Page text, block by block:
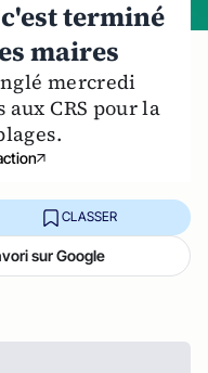
c'est terminé
maires
mercredi
CRS pour la
CLASSER
sur Google